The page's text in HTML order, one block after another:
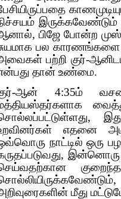
பிஜே போன்ற
பல
பற்றி குர்-
தான் உண்மை.
ஆன் 4:35ம்
எதனை
நாட்டில் ஒரு
மீது